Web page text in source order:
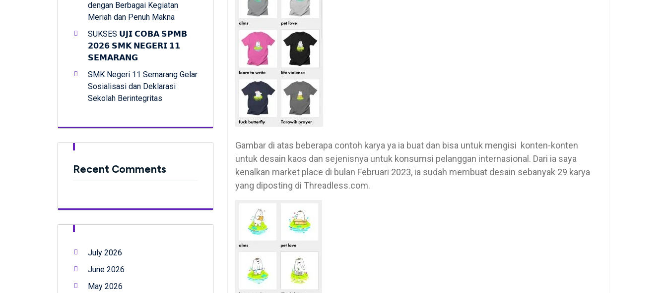
Gambar di atas beberapa contoh karya ya ia buat dan bisa untuk mengisi konten-konten
untuk desain kaos dan sejenisnya untuk konsumsi pelanggan internasional. Dari ia saya
kenalkan market place di bulan Februari 2023, ia sudah membuat desain sebanyak 29 karya
yang diposting di Threadless.com.
dengan Berbagai Kegiatan
Meriah dan Penuh Makna
SUKSES 𝗨𝗝𝗜 𝗖𝗢𝗕𝗔 𝗦𝗣𝗠𝗕
𝟮𝟬𝟮𝟲 𝗦𝗠𝗞 𝗡𝗘𝗚𝗘𝗥𝗜 𝟭𝟭
𝗦𝗘𝗠𝗔𝗥𝗔𝗡𝗚
SMK Negeri 11 Semarang Gelar
Sosialisasi dan Deklarasi
Sekolah Berintegritas
Recent Comments
July 2026
June 2026
May 2026